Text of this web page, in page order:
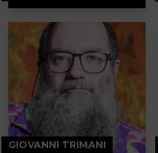
GIOVANNI TRIMANI